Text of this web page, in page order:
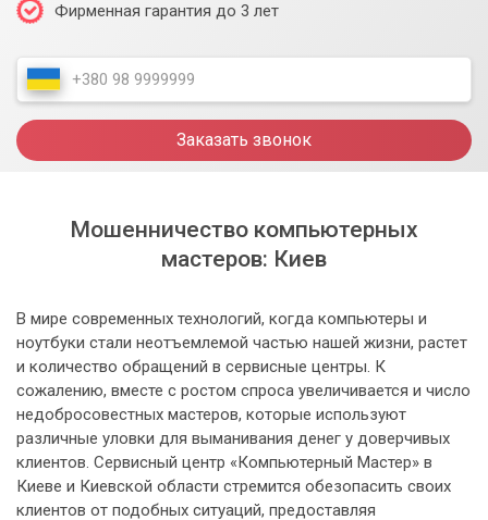
Фирменная гарантия до 3 лет
Заказать звонок
Мошенничество компьютерных
мастеров: Киев
В мире современных технологий, когда компьютеры и
ноутбуки стали неотъемлемой частью нашей жизни, растет
и количество обращений в сервисные центры. К
сожалению, вместе с ростом спроса увеличивается и число
недобросовестных мастеров, которые используют
различные уловки для выманивания денег у доверчивых
клиентов. Сервисный центр «Компьютерный Мастер» в
Киеве и Киевской области стремится обезопасить своих
клиентов от подобных ситуаций, предоставляя